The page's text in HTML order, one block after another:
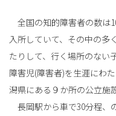
全国の知的障害者の数は
入所していて、その中の多
たりして、行く場所のない
障害児(障害者)を生涯にわ
潟県にある９か所の公立施
長岡駅から車で30分程、